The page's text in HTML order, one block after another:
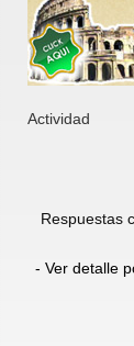
Actividad
Respuestas
- Ver detalle